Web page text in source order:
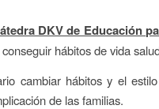
DKV de Educación
hábitos de vida
cambiar hábitos y el
de las familias.